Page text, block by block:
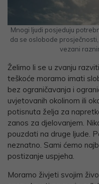
Mnogi ljudi posjeduju
da se oslobode
vezani
Želimo li se u zvanju
teškoće moramo imati
bez ograničavanja i
uvjetovanih okolinom ili
potisnuta želja za
zanos za djelovanjem.
pouzdati na druge ljude.
neznatno. Sami ćemo
postizanje uspjeha.
Moramo živjeti svojim